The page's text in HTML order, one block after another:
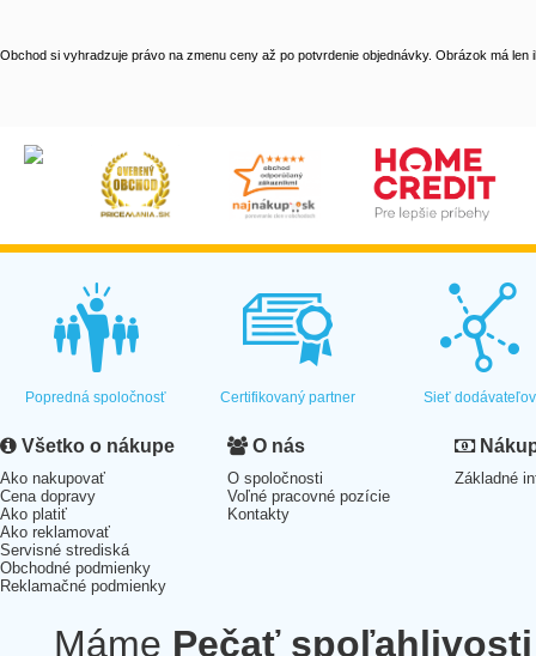
Obchod si vyhradzuje právo na zmenu ceny až po potvrdenie objednávky. Obrázok má len
Popredná spoločnosť Certifikovaný partner Sieť dodávateľov
Všetko o nákupe
Ako nakupovať
Cena dopravy
Ako platiť
Ako reklamovať
Servisné strediská
Obchodné podmienky
Reklamačné podmienky
O nás
O spoločnosti
Voľné pracovné pozície
Kontakty
Základné
Máme Pečať spoľahlivosti